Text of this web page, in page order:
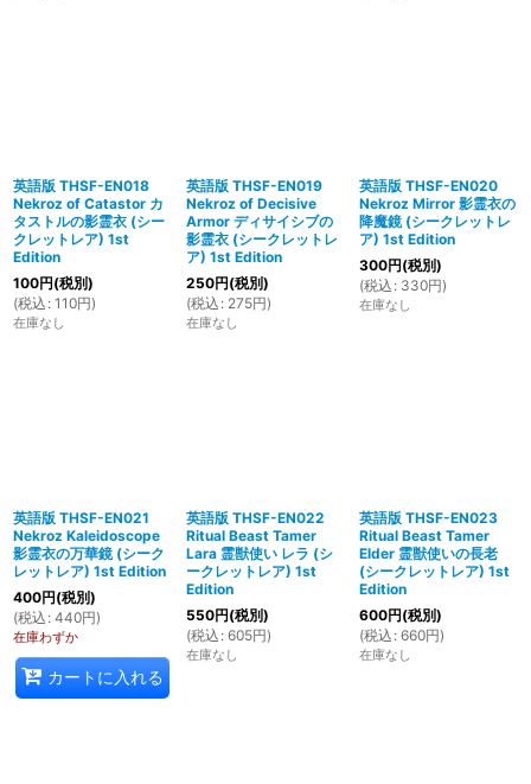
英語版 THSF-EN018
Nekroz of Catastor カ
タストルの影霊衣 (シー
クレットレア) 1st
Edition
100円(税別)
(税込 : 110円)
在庫なし
英語版 THSF-EN019
Nekroz of Decisive
Armor ディサイシブの
影霊衣 (シークレットレ
ア) 1st Edition
250円(税別)
(税込 : 275円)
在庫なし
英語版 THSF-EN020
Nekroz Mirror 影霊衣の
降魔鏡 (シークレットレ
ア) 1st Edition
300円(税別)
(税込 : 330円)
在庫なし
英語版 THSF-EN021
Nekroz Kaleidoscope
影霊衣の万華鏡 (シーク
レットレア) 1st Edition
400円(税別)
(税込 : 440円)
在庫わずか
カートに入れる
英語版 THSF-EN022
Ritual Beast Tamer
Lara 霊獣使い レラ (シ
ークレットレア) 1st
Edition
550円(税別)
(税込 : 605円)
在庫なし
英語版 THSF-EN023
Ritual Beast Tamer
Elder 霊獣使いの長老
(シークレットレア) 1st
Edition
600円(税別)
(税込 : 660円)
在庫なし